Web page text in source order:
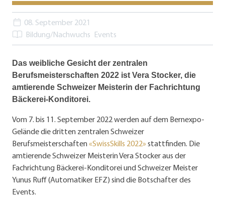
08. September 2021
Bildung/Nachwuchs Events
Das weibliche Gesicht der zentralen
Berufsmeisterschaften 2022 ist Vera Stocker, die
amtierende Schweizer Meisterin der Fachrichtung
Bäckerei-Konditorei.
Vom 7. bis 11. September 2022 werden auf dem Bernexpo-
Gelände die dritten zentralen Schweizer
Berufsmeisterschaften «SwissSkills 2022» stattfinden. Die
amtierende Schweizer Meisterin Vera Stocker aus der
Fachrichtung Bäckerei-Konditorei und Schweizer Meister
Yunus Ruff (Automatiker EFZ) sind die Botschafter des
Events.